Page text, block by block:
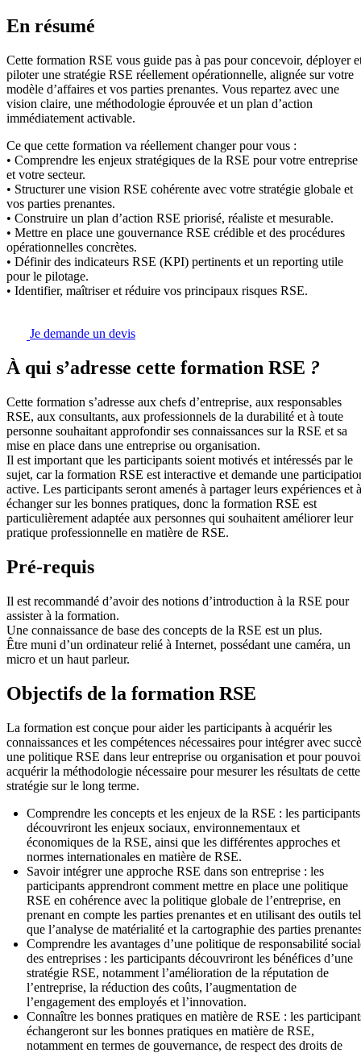
En résumé
Cette formation RSE vous guide pas à pas pour concevoir, déployer
piloter une stratégie RSE réellement opérationnelle, alignée sur votre
modèle d’affaires et vos parties prenantes. Vous repartez avec une
vision claire, une méthodologie éprouvée et un plan d’action
immédiatement activable.
Ce que cette formation va réellement changer pour vous :
• Comprendre les enjeux stratégiques de la RSE pour votre entreprise
et votre secteur.
• Structurer une vision RSE cohérente avec votre stratégie globale et
vos parties prenantes.
• Construire un plan d’action RSE priorisé, réaliste et mesurable.
• Mettre en place une gouvernance RSE crédible et des procédures
opérationnelles concrètes.
• Définir des indicateurs RSE (KPI) pertinents et un reporting utile
pour le pilotage.
• Identifier, maîtriser et réduire vos principaux risques RSE.
Je demande un devis
À qui s’adresse cette formation RSE ?
Cette formation s’adresse aux chefs d’entreprise, aux responsables
RSE, aux consultants, aux professionnels de la durabilité et à toute
personne souhaitant approfondir ses connaissances sur la RSE et sa
mise en place dans une entreprise ou organisation.
Il est important que les participants soient motivés et intéressés par le
sujet, car la formation RSE est interactive et demande une
active. Les participants seront amenés à partager leurs expériences et à
échanger sur les bonnes pratiques, donc la formation RSE est
particulièrement adaptée aux personnes qui souhaitent améliorer leur
pratique professionnelle en matière de RSE.
Pré-requis
Il est recommandé d’avoir des notions d’introduction à la RSE pour
assister à la formation.
Une connaissance de base des concepts de la RSE est un plus.
Être muni d’un ordinateur relié à Internet, possédant une caméra, un
micro et un haut parleur.
Objectifs de la formation RSE
La formation est conçue pour aider les participants à acquérir les
connaissances et les compétences nécessaires pour intégrer avec
une politique RSE dans leur entreprise ou organisation et pour
acquérir la méthodologie nécessaire pour mesurer les résultats de cette
stratégie sur le long terme.
Comprendre les concepts et les enjeux de la RSE : les participants
découvriront les enjeux sociaux, environnementaux et
économiques de la RSE, ainsi que les différentes approches et
normes internationales en matière de RSE.
Savoir intégrer une approche RSE dans son entreprise : les
participants apprendront comment mettre en place une politique
RSE en cohérence avec la politique globale de l’entreprise, en
prenant en compte les parties prenantes et en utilisant des outils
que l’analyse de matérialité et la cartographie des parties
Comprendre les avantages d’une politique de responsabilité
des entreprises : les participants découvriront les bénéfices d’une
stratégie RSE, notamment l’amélioration de la réputation de
l’entreprise, la réduction des coûts, l’augmentation de
l’engagement des employés et l’innovation.
Connaître les bonnes pratiques en matière de RSE : les
échangeront sur les bonnes pratiques en matière de RSE,
notamment en termes de gouvernance, de respect des droits de